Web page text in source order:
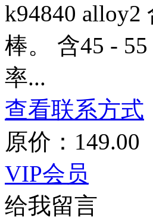
k94840
棒。 含45 -
率...
查看联系方式
原价：149.00
VIP会员
给我留言